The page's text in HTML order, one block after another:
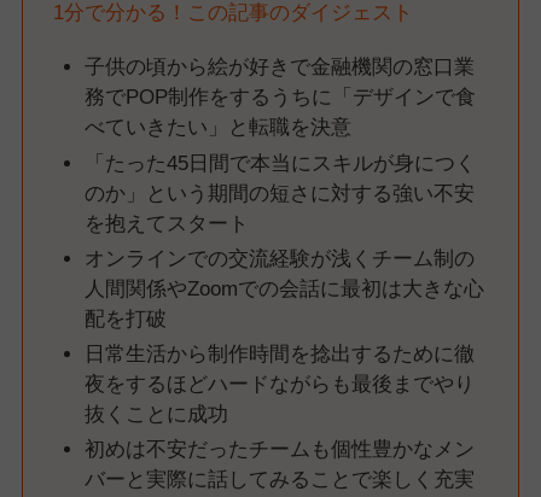
1分で分かる！この記事のダイジェスト
子供の頃から絵が好きで金融機関の窓口業
務でPOP制作をするうちに「デザインで食
べていきたい」と転職を決意
「たった45日間で本当にスキルが身につく
のか」という期間の短さに対する強い不安
を抱えてスタート
オンラインでの交流経験が浅くチーム制の
人間関係やZoomでの会話に最初は大きな心
配を打破
日常生活から制作時間を捻出するために徹
夜をするほどハードながらも最後までやり
抜くことに成功
初めは不安だったチームも個性豊かなメン
バーと実際に話してみることで楽しく充実